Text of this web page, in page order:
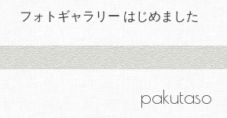
フォトギャラリー はじめました
pakutaso